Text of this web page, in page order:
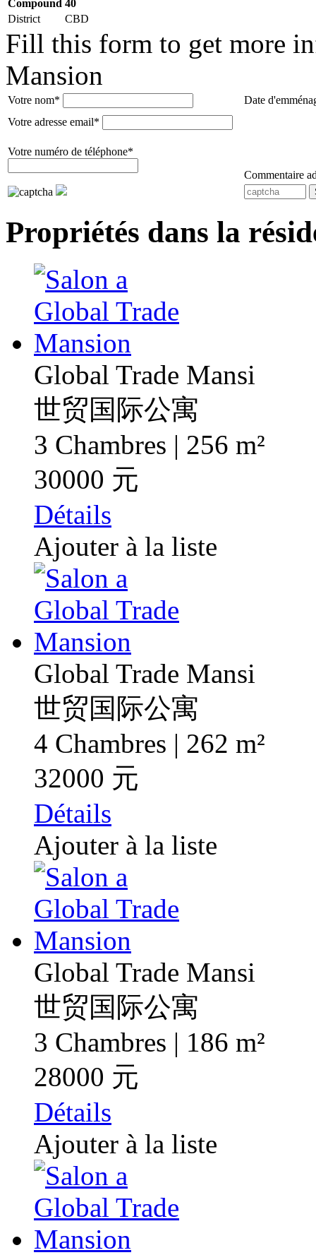
Compound 40
District
CBD
Fill this form to get more
Mansion
Votre nom*
Date
Votre adresse email*
Commentaire
Votre numéro de téléphone*
Propriétés dans la
Global Trade Mansi
世贸国际公寓
3 Chambres | 256 m²
30000 元
Détails
Ajouter à la liste
Global Trade Mansi
世贸国际公寓
4 Chambres | 262 m²
32000 元
Détails
Ajouter à la liste
Global Trade Mansi
世贸国际公寓
3 Chambres | 186 m²
28000 元
Détails
Ajouter à la liste